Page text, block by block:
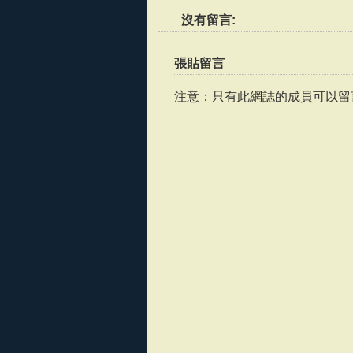
沒有留言:
張貼留言
注意：只有此網誌的成員可以